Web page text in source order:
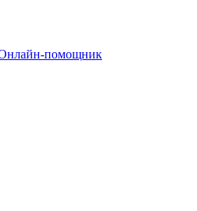
помощник